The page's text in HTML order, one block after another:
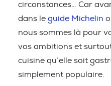
circonstances… Car
dans le guide Michelin
nous sommes là pour
vos ambitions et
cuisine qu’elle soit
simplement populaire.